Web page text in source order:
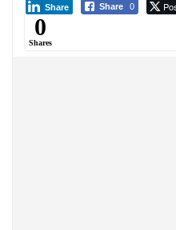
Share 0
Share
0
Shares